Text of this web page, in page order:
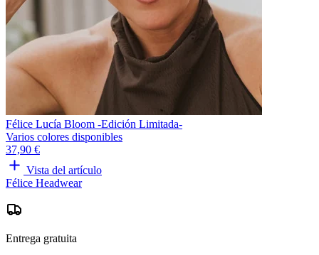
Félice Lucía Bloom -Edición Limitada-
Varios colores disponibles
37,90 €
Vista del artículo
Félice Headwear
Entrega gratuita